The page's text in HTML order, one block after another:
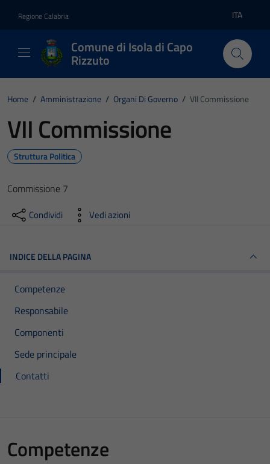
Regione Calabria Lingua
ITA
Comune di Isola di Capo
Rizzuto
Home / Amministrazione / Organi Di Governo / VII Commissione
VII Commissione
Struttura Politica
Commissione 7
Condividi Vedi azioni
INDICE DELLA PAGINA
Competenze
Responsabile
Componenti
Sede principale
Contatti
Competenze